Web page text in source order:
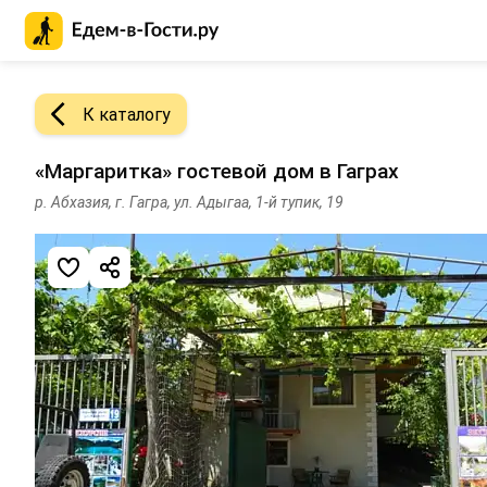
К каталогу
«Маргаритка» гостевой дом в Гаграх
р. Абхазия, г. Гагра, ул. Адыгаа, 1-й тупик, 19